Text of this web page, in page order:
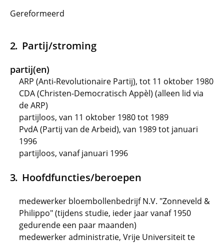
Gereformeerd
Partij/stroming
partij(en)
ARP (Anti-Revolutionaire Partij), tot 11 oktober 1980
CDA (Christen-Democratisch Appèl) (alleen lid via
de ARP)
partijloos, van 11 oktober 1980 tot 1989
PvdA (Partij van de Arbeid), van 1989 tot januari
1996
partijloos, vanaf januari 1996
Hoofdfuncties/beroepen
medewerker bloembollenbedrijf N.V. "Zonneveld &
Philippo" (tijdens studie, ieder jaar vanaf 1950
gedurende een paar maanden)
medewerker administratie, Vrije Universiteit te